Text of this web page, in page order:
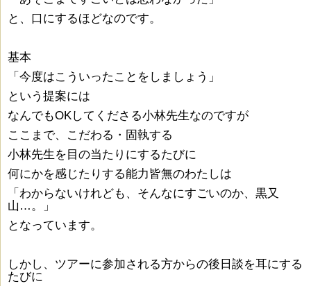
と、口にするほどなのです。
基本
「今度はこういったことをしましょう」
という提案には
なんでもOKしてくださる小林先生なのですが
ここまで、こだわる・固執する
小林先生を目の当たりにするたびに
何にかを感じたりする能力皆無のわたしは
「わからないけれども、そんなにすごいのか、黒又
山…。」
となっています。
しかし、ツアーに参加される方からの後日談を耳にする
たびに